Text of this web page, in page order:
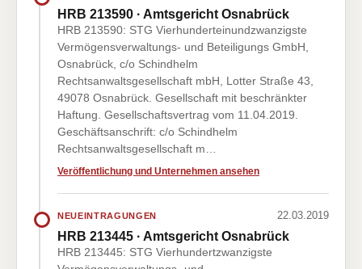
HRB 213590 · Amtsgericht Osnabrück
HRB 213590: STG Vierhunderteinundzwanzigste
Vermögensverwaltungs- und Beteiligungs GmbH,
Osnabrück, c/o Schindhelm
Rechtsanwaltsgesellschaft mbH, Lotter Straße 43,
49078 Osnabrück. Gesellschaft mit beschränkter
Haftung. Gesellschaftsvertrag vom 11.04.2019.
Geschäftsanschrift: c/o Schindhelm
Rechtsanwaltsgesellschaft m…
Veröffentlichung und Unternehmen ansehen
NEUEINTRAGUNGEN 22.03.2019
HRB 213445 · Amtsgericht Osnabrück
HRB 213445: STG Vierhundertzwanzigste